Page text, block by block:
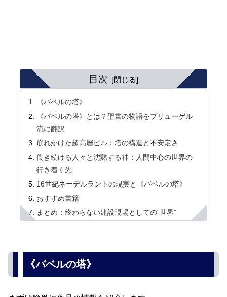
目次
《バベルの塔》
《バベルの塔》とは？聖書の物語をブリューゲル
流に翻訳
崩れかけた超高層ビル：塔の構造と不安定さ
働き続ける人々と沈黙する神：人間中心の世界の
行き着く先
16世紀ネーデルラントの現実と《バベルの塔》
おすすめ書籍
まとめ：終わらない建設現場としての“世界”
《バベルの塔》